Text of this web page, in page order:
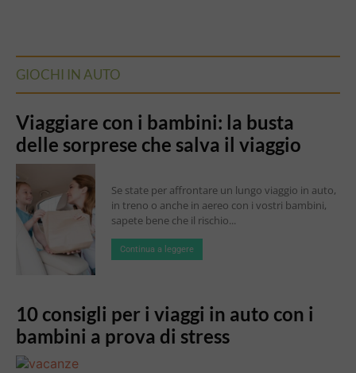
GIOCHI IN AUTO
Viaggiare con i bambini: la busta
delle sorprese che salva il viaggio
Se state per affrontare un lungo viaggio in auto,
in treno o anche in aereo con i vostri bambini,
sapete bene che il rischio...
Continua a leggere
10 consigli per i viaggi in auto con i
bambini a prova di stress